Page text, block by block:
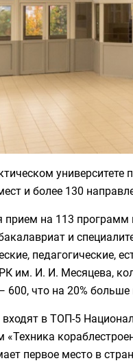
университете
и более 130
прием на 113
и
педагогические,
им. И. И. Месяцева,
что на 20% больше
в ТОП-5
первое место в